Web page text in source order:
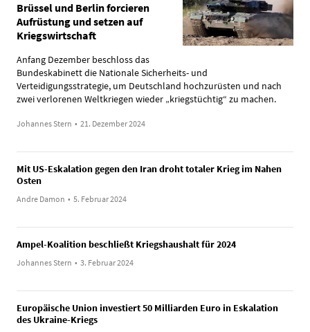
Brüssel und Berlin forcieren
Aufrüstung und setzen auf
Kriegswirtschaft
Anfang Dezember beschloss das
Bundeskabinett die Nationale Sicherheits- und
Verteidigungsstrategie, um Deutschland hochzurüsten und nach
zwei verlorenen Weltkriegen wieder „kriegstüchtig“ zu machen.
Johannes Stern • 21. Dezember 2024
Mit US-Eskalation gegen den Iran droht totaler Krieg im Nahen
Osten
Andre Damon • 5. Februar 2024
Ampel-Koalition beschließt Kriegshaushalt für 2024
Johannes Stern • 3. Februar 2024
Europäische Union investiert 50 Milliarden Euro in Eskalation
des Ukraine-Kriegs